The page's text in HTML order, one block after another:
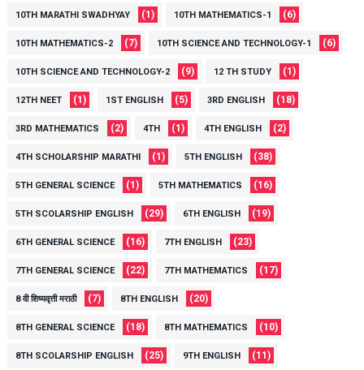
10TH MARATHI SWADHYAY (1) 10TH MATHEMATICS-1 (6)
10TH MATHEMATICS-2 (7) 10TH SCIENCE AND TECHNOLOGY-1 (6)
10TH SCIENCE AND TECHNOLOGY-2 (9) 12 TH STUDY (1)
12TH NEET (1) 1ST ENGLISH (5) 3RD ENGLISH (18)
3RD MATHEMATICS (2) 4TH (1) 4TH ENGLISH (2)
4TH SCHOLARSHIP MARATHI (1) 5TH ENGLISH (38)
5TH GENERAL SCIENCE (1) 5TH MATHEMATICS (16)
5TH SCOLARSHIP ENGLISH (29) 6TH ENGLISH (19)
6TH GENERAL SCIENCE (16) 7TH ENGLISH (23)
7TH GENERAL SCIENCE (22) 7TH MATHEMATICS (17)
8 वी शिष्यवृत्ती मराठी (7) 8TH ENGLISH (20)
8TH GENERAL SCIENCE (18) 8TH MATHEMATICS (10)
8TH SCOLARSHIP ENGLISH (25) 9TH ENGLISH (11)